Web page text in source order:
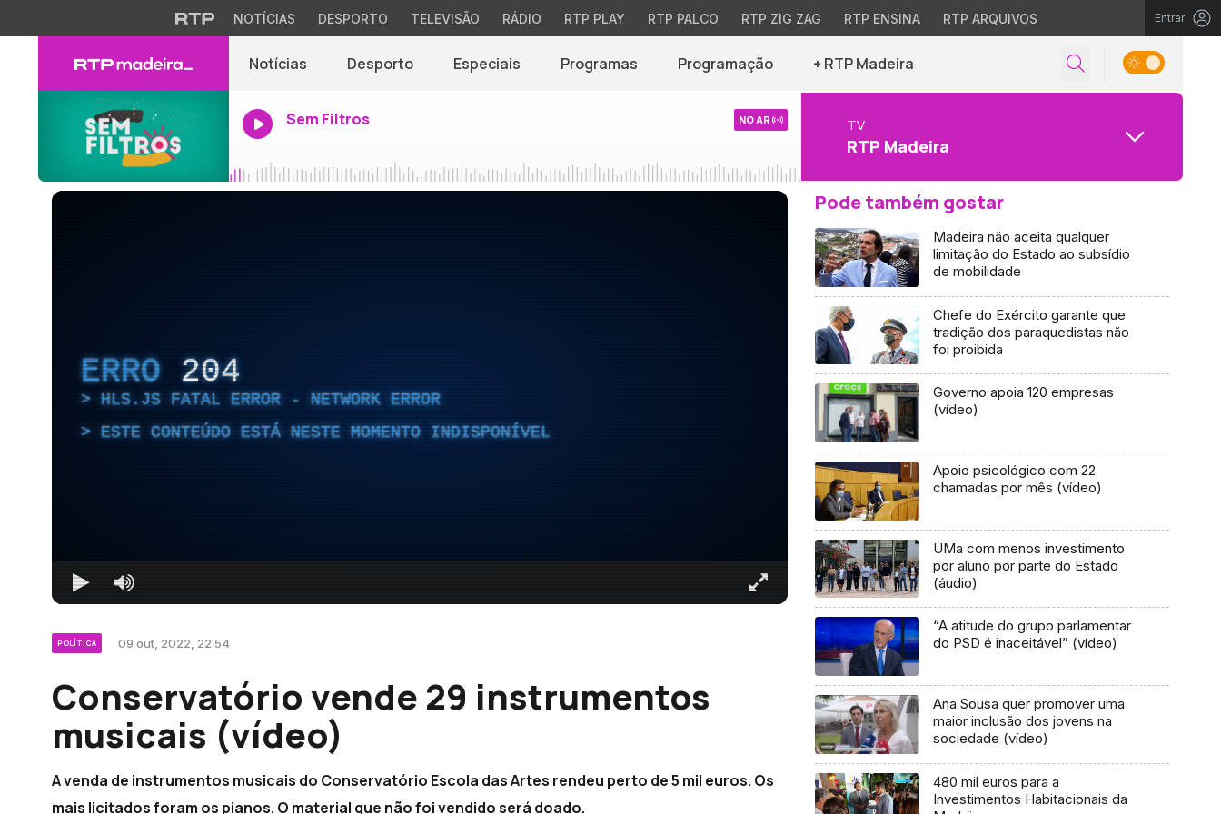
NOTÍCIAS DESPORTO TELEVISÃO RÁDIO RTP PLAY RTP PALCO RTP ZIG ZAG RTP ENSINA RTP ARQUIVOS Entrar
Notícias Desporto Especiais Programas Programação + RTP Madeira
Sem Filtros NO AR TV
RTP Madeira
ERRO 204
HLS.JS FATAL ERROR - NETWORK ERROR
ESTE CONTEÚDO ESTÁ NESTE MOMENTO INDISPONÍVEL
POLÍTICA 09 out, 2022, 22:54
Conservatório vende 29 instrumentos
musicais (vídeo)
A venda de instrumentos musicais do Conservatório Escola das Artes rendeu perto de 5 mil euros. Os
mais licitados foram os pianos. O material que não foi vendido será doado.
Pode também gostar
Madeira não aceita qualquer
limitação do Estado ao subsídio
de mobilidade
Chefe do Exército garante que
tradição dos paraquedistas não
foi proibida
Governo apoia 120 empresas
(vídeo)
Apoio psicológico com 22
chamadas por mês (vídeo)
UMa com menos investimento
por aluno por parte do Estado
(áudio)
“A atitude do grupo parlamentar
do PSD é inaceitável” (vídeo)
Ana Sousa quer promover uma
maior inclusão dos jovens na
sociedade (vídeo)
480 mil euros para a
Investimentos Habitacionais da